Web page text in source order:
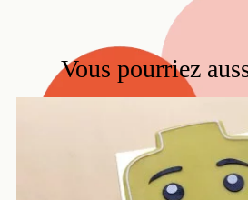
Vous pourriez